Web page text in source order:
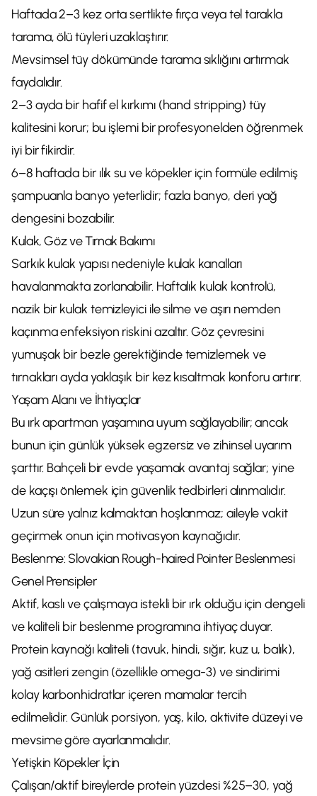
Haftada 2–3 kez orta sertlikte fırça veya tel tarakla
tarama, ölü tüyleri uzaklaştırır.
Mevsimsel tüy dökümünde tarama sıklığını artırmak
faydalıdır.
2–3 ayda bir hafif el kırkımı (hand stripping) tüy
kalitesini korur; bu işlemi bir profesyonelden öğrenmek
iyi bir fikirdir.
6–8 haftada bir ılık su ve köpekler için formüle edilmiş
şampuanla banyo yeterlidir; fazla banyo, deri yağ
dengesini bozabilir.
Kulak, Göz ve Tırnak Bakımı
Sarkık kulak yapısı nedeniyle kulak kanalları
havalanmakta zorlanabilir. Haftalık kulak kontrolü,
nazik bir kulak temizleyici ile silme ve aşırı nemden
kaçınma enfeksiyon riskini azaltır. Göz çevresini
yumuşak bir bezle gerektiğinde temizlemek ve
tırnakları ayda yaklaşık bir kez kısaltmak konforu artırır.
Yaşam Alanı ve İhtiyaçlar
Bu ırk apartman yaşamına uyum sağlayabilir; ancak
bunun için günlük yüksek egzersiz ve zihinsel uyarım
şarttır. Bahçeli bir evde yaşamak avantaj sağlar; yine
de kaçışı önlemek için güvenlik tedbirleri alınmalıdır.
Uzun süre yalnız kalmaktan hoşlanmaz; aileyle vakit
geçirmek onun için motivasyon kaynağıdır.
Beslenme: Slovakian Rough-haired Pointer Beslenmesi
Genel Prensipler
Aktif, kaslı ve çalışmaya istekli bir ırk olduğu için dengeli
ve kaliteli bir beslenme programına ihtiyaç duyar.
Protein kaynağı kaliteli (tavuk, hindi, sığır, kuz u, balık),
yağ asitleri zengin (özellikle omega-3) ve sindirimi
kolay karbonhidratlar içeren mamalar tercih
edilmelidir. Günlük porsiyon, yaş, kilo, aktivite düzeyi ve
mevsime göre ayarlanmalıdır.
Yetişkin Köpekler İçin
Çalışan/aktif bireylerde protein yüzdesi %25–30, yağ